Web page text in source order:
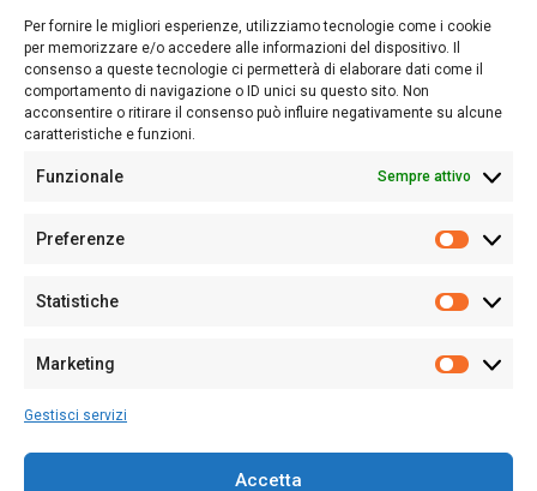
Per fornire le migliori esperienze, utilizziamo tecnologie come i cookie
per memorizzare e/o accedere alle informazioni del dispositivo. Il
consenso a queste tecnologie ci permetterà di elaborare dati come il
comportamento di navigazione o ID unici su questo sito. Non
acconsentire o ritirare il consenso può influire negativamente su alcune
caratteristiche e funzioni.
Funzionale Sempre attivo
Preferenze
Statistiche
Marketing
Gestisci servizi
Accetta
lettori su quanto accade in Sardegna, con un occhio rivolto al
nostro passato e, soprattutto, al nostro futuro
Follow Us
Sede:Via Cristoforo Colombo 09013 Carbonia
Partita IVA02270380922
128/2020 del 10/02/2020
Per la Pubblicità: